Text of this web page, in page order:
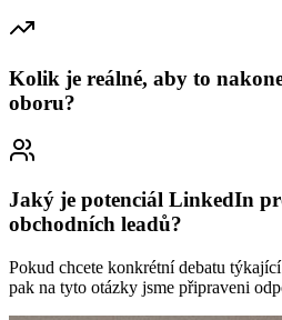
Kolik je reálné, aby to
oboru?
Jaký je potenciál LinkedIn
obchodních leadů?
Pokud chcete konkrétní debatu
pak na tyto otázky jsme připraveni